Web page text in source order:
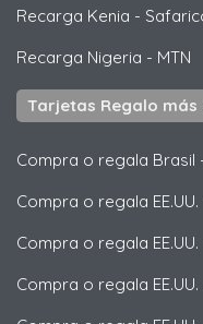
Recarga Kenia -
Recarga Nigeria - MTN
Tarjetas Regalo más
Compra o regala Brasil
Compra o regala EE.UU.
Compra o regala EE.UU.
Compra o regala EE.UU.